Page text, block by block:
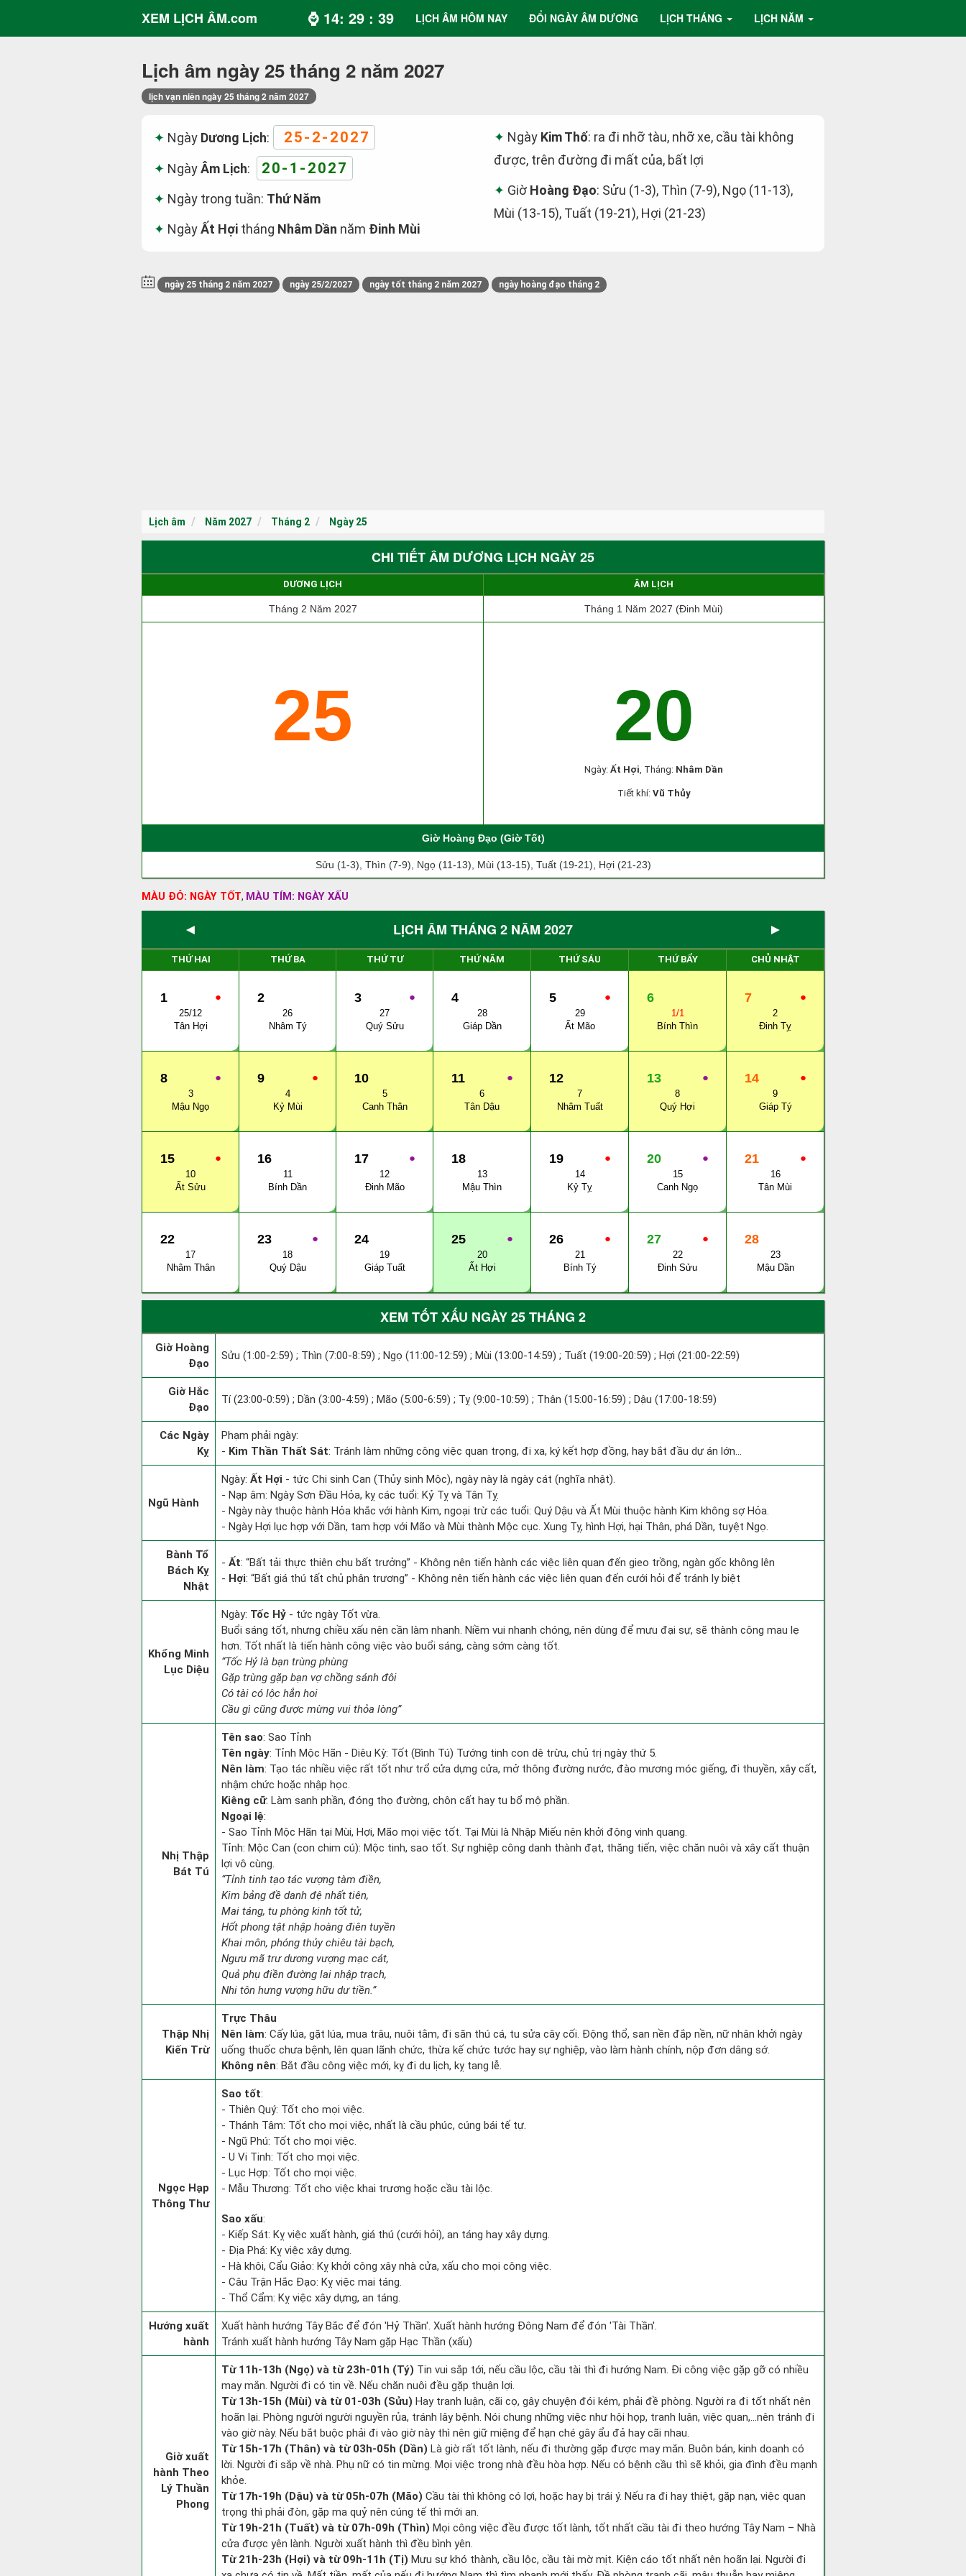
XEM LỊCH ÂM.com ⌚ 14: 29 : 39 LỊCH ÂM HÔM NAY ĐỔI NGÀY ÂM DƯƠNG LỊCH THÁNG LỊCH NĂM
Lịch âm ngày 25 tháng 2 năm 2027
lịch vạn niên ngày 25 tháng 2 năm 2027
Ngày Dương Lịch: 25-2-2027
NgàyÂm Lịch: 20-1-2027
Ngày trong tuần: Thứ Năm
NgàyẤt Hợi tháng Nhâm Dần năm Đinh Mùi
Ngày Kim Thổ: ra đi nhỡ tàu, nhỡ xe, cầu tài không
được, trên đường đi mất của, bất lợi
Giờ Hoàng Đạo: Sửu (1-3), Thìn (7-9), Ngọ (11-13),
Mùi (13-15), Tuất (19-21), Hợi (21-23)
ngày 25 tháng 2 năm 2027 ngày 25/2/2027 ngày tốt tháng 2 năm 2027 ngày hoàng đạo tháng 2
Lịch âm Năm 2027 Tháng 2 Ngày 25
CHI TIẾT ÂM DƯƠNG LỊCH NGÀY 25
DƯƠNG LỊCH ÂM LỊCH
Tháng 2 Năm 2027 Tháng 1 Năm 2027 (Đinh Mùi)
25 20
Ngày: Ất Hợi, Tháng: Nhâm Dần
Tiết khí: Vũ Thủy
Giờ Hoàng Đạo (Giờ Tốt)
Sửu (1-3), Thìn (7-9), Ngọ (11-13), Mùi (13-15), Tuất (19-21), Hợi (21-23)
MÀU ĐỎ: NGÀY TỐT, MÀU TÍM: NGÀY XẤU
◄ LỊCH ÂM THÁNG 2 NĂM 2027 ►
THỨ HAI THỨ BA THỨ TƯ THỨ NĂM THỨ SÁU THỨ BẨY CHỦ NHẬT
●
1
25/12
Tân Hợi
2
26
Nhâm Tý
●
3
27
Quý Sửu
4
28
Giáp Dần
●
5
29
Ất Mão
6
1/1
Bính Thìn
●
7
2
Đinh Tỵ
●
8
3
Mậu Ngọ
●
9
4
Kỷ Mùi
10
5
Canh Thân
●
11
6
Tân Dậu
12
7
Nhâm Tuất
●
13
8
Quý Hợi
●
14
9
Giáp Tý
●
15
10
Ất Sửu
16
11
Bính Dần
●
17
12
Đinh Mão
18
13
Mậu Thìn
●
19
14
Kỷ Tỵ
●
20
15
Canh Ngọ
●
21
16
Tân Mùi
22
17
Nhâm Thân
●
23
18
Quý Dậu
24
19
Giáp Tuất
●
25
20
Ất Hợi
●
26
21
Bính Tý
●
27
22
Đinh Sửu
28
23
Mậu Dần
XEM TỐT XẤU NGÀY 25 THÁNG 2
Giờ Hoàng
Đạo
Sửu (1:00-2:59) ; Thìn (7:00-8:59) ; Ngọ (11:00-12:59) ; Mùi (13:00-14:59) ; Tuất (19:00-20:59) ; Hợi (21:00-22:59)
Giờ Hắc
Đạo
Tí (23:00-0:59) ; Dần (3:00-4:59) ; Mão (5:00-6:59) ; Tỵ (9:00-10:59) ; Thân (15:00-16:59) ; Dậu (17:00-18:59)
Các Ngày
Kỵ
Phạm phải ngày:
- Kim Thần Thất Sát: Tránh làm những công việc quan trọng, đi xa, ký kết hợp đồng, hay bắt đầu dự án lớn...
Ngũ Hành
Ngày: Ất Hợi - tức Chi sinh Can (Thủy sinh Mộc), ngày này là ngày cát (nghĩa nhật).
- Nạp âm: Ngày Sơn Đầu Hỏa, kỵ các tuổi: Kỷ Tỵ và Tân Tỵ.
- Ngày này thuộc hành Hỏa khắc với hành Kim, ngoại trừ các tuổi: Quý Dậu và Ất Mùi thuộc hành Kim không sợ Hỏa.
- Ngày Hợi lục hợp với Dần, tam hợp với Mão và Mùi thành Mộc cục. Xung Tỵ, hình Hợi, hại Thân, phá Dần, tuyệt Ngọ.
Bành Tổ
Bách Kỵ
Nhật
- Ất: “Bất tải thực thiên chu bất trưởng” - Không nên tiến hành các việc liên quan đến gieo trồng, ngàn gốc không lên
- Hợi: “Bất giá thú tất chủ phân trương” - Không nên tiến hành các việc liên quan đến cưới hỏi để tránh ly biệt
Khổng Minh
Lục Diệu
Ngày: Tốc Hỷ - tức ngày Tốt vừa.
Buổi sáng tốt, nhưng chiều xấu nên cần làm nhanh. Niềm vui nhanh chóng, nên dùng để mưu đại sự, sẽ thành công mau lẹ
hơn. Tốt nhất là tiến hành công việc vào buổi sáng, càng sớm càng tốt.
“Tốc Hỷ là bạn trùng phùng
Gặp trùng gặp bạn vợ chồng sánh đôi
Có tài có lộc hẳn hoi
Cầu gì cũng được mừng vui thỏa lòng”
Nhị Thập
Bát Tú
Tên sao: Sao Tỉnh
Tên ngày: Tỉnh Mộc Hãn - Diêu Kỳ: Tốt (Bình Tú) Tướng tinh con dê trừu, chủ trị ngày thứ 5.
Nên làm: Tạo tác nhiều việc rất tốt như trổ cửa dựng cửa, mở thông đường nước, đào mương móc giếng, đi thuyền, xây cất,
nhậm chức hoặc nhập học.
Kiêng cữ: Làm sanh phần, đóng thọ đường, chôn cất hay tu bổ mộ phần.
Ngoại lệ:
- Sao Tỉnh Mộc Hãn tại Mùi, Hợi, Mão mọi việc tốt. Tại Mùi là Nhập Miếu nên khởi động vinh quang.
Tỉnh: Mộc Can (con chim cú): Mộc tinh, sao tốt. Sự nghiệp công danh thành đạt, thăng tiến, việc chăn nuôi và xây cất thuận
lợi vô cùng.
“Tỉnh tinh tạo tác vượng tàm điền,
Kim bảng đề danh đệ nhất tiên,
Mai táng, tu phòng kinh tốt tử,
Hốt phong tật nhập hoàng điên tuyền
Khai môn, phóng thủy chiêu tài bạch,
Ngưu mã trư dương vượng mạc cát,
Quả phụ điền đường lai nhập trạch,
Nhi tôn hưng vượng hữu dư tiền.”
Thập Nhị
Kiến Trừ
Trực Thâu
Nên làm: Cấy lúa, gặt lúa, mua trâu, nuôi tằm, đi săn thú cá, tu sửa cây cối. Động thổ, san nền đắp nền, nữ nhân khởi ngày
uống thuốc chưa bệnh, lên quan lãnh chức, thừa kế chức tước hay sự nghiệp, vào làm hành chính, nộp đơn dâng sớ.
Không nên: Bắt đầu công việc mới, kỵ đi du lịch, kỵ tang lễ.
Ngọc Hạp
Thông Thư
Sao tốt:
- Thiên Quý: Tốt cho mọi việc.
- Thánh Tâm: Tốt cho mọi việc, nhất là cầu phúc, cúng bái tế tự.
- Ngũ Phú: Tốt cho mọi việc.
- U Vi Tinh: Tốt cho mọi việc.
- Lục Hợp: Tốt cho mọi việc.
- Mẫu Thương: Tốt cho việc khai trương hoặc cầu tài lộc.
Sao xấu:
- Kiếp Sát: Kỵ việc xuất hành, giá thú (cưới hỏi), an táng hay xây dựng.
- Địa Phá: Kỵ việc xây dựng.
- Hà khôi, Cẩu Giảo: Kỵ khởi công xây nhà cửa, xấu cho mọi công việc.
- Câu Trận Hắc Đạo: Kỵ việc mai táng.
- Thổ Cẩm: Kỵ việc xây dựng, an táng.
Hướng xuất
hành
Xuất hành hướng Tây Bắc để đón 'Hỷ Thần'. Xuất hành hướng Đông Nam để đón 'Tài Thần'.
Tránh xuất hành hướng Tây Nam gặp Hạc Thần (xấu)
Giờ xuất
hành Theo
Lý Thuần
Phong
Từ 11h-13h (Ngọ) và từ 23h-01h (Tý) Tin vui sắp tới, nếu cầu lộc, cầu tài thì đi hướng Nam. Đi công việc gặp gỡ có nhiều
may mắn. Người đi có tin về. Nếu chăn nuôi đều gặp thuận lợi.
Từ 13h-15h (Mùi) và từ 01-03h (Sửu) Hay tranh luận, cãi cọ, gây chuyện đói kém, phải đề phòng. Người ra đi tốt nhất nên
hoãn lại. Phòng người người nguyền rủa, tránh lây bệnh. Nói chung những việc như hội họp, tranh luận, việc quan,…nên tránh đi
vào giờ này. Nếu bắt buộc phải đi vào giờ này thì nên giữ miệng để hạn ché gây ẩu đả hay cãi nhau.
Từ 15h-17h (Thân) và từ 03h-05h (Dần) Là giờ rất tốt lành, nếu đi thường gặp được may mắn. Buôn bán, kinh doanh có
lời. Người đi sắp về nhà. Phụ nữ có tin mừng. Mọi việc trong nhà đều hòa hợp. Nếu có bệnh cầu thì sẽ khỏi, gia đình đều mạnh
khỏe.
Từ 17h-19h (Dậu) và từ 05h-07h (Mão) Cầu tài thì không có lợi, hoặc hay bị trái ý. Nếu ra đi hay thiệt, gặp nạn, việc quan
trọng thì phải đòn, gặp ma quỷ nên cúng tế thì mới an.
Từ 19h-21h (Tuất) và từ 07h-09h (Thìn) Mọi công việc đều được tốt lành, tốt nhất cầu tài đi theo hướng Tây Nam – Nhà
cửa được yên lành. Người xuất hành thì đều bình yên.
Từ 21h-23h (Hợi) và từ 09h-11h (Tị) Mưu sự khó thành, cầu lộc, cầu tài mờ mịt. Kiện cáo tốt nhất nên hoãn lại. Người đi